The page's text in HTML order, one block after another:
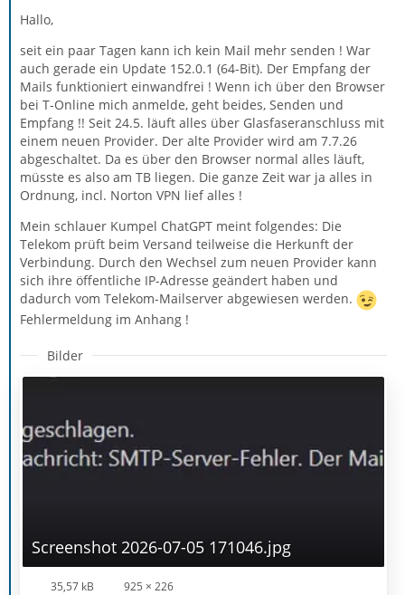
Hallo,
seit ein paar Tagen kann ich kein Mail mehr senden ! War
auch gerade ein Update 152.0.1 (64-Bit). Der Empfang der
Mails funktioniert einwandfrei ! Wenn ich über den Browser
bei T-Online mich anmelde, geht beides, Senden und
Empfang !! Seit 24.5. läuft alles über Glasfaseranschluss mit
einem neuen Provider. Der alte Provider wird am 7.7.26
abgeschaltet. Da es über den Browser normal alles läuft,
müsste es also am TB liegen. Die ganze Zeit war ja alles in
Ordnung, incl. Norton VPN lief alles !
Mein schlauer Kumpel ChatGPT meint folgendes: Die
Telekom prüft beim Versand teilweise die Herkunft der
Verbindung. Durch den Wechsel zum neuen Provider kann
sich ihre öffentliche IP-Adresse geändert haben und
dadurch vom Telekom-Mailserver abgewiesen werden.
Fehlermeldung im Anhang !
Bilder
Screenshot 2026-07-05 171046.jpg
35,57 kB 925 × 226